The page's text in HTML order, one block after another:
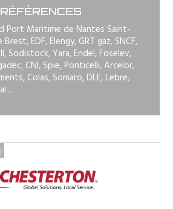
Port Maritime de Nantes Saint-
EDF, Elengy, GRT gaz, SNCF,
Sodistock, Yara, Endel, Foselev,
CNI, Spie, Ponticelli, Arcelor,
Colas, Somaro, DLE, Lebre,